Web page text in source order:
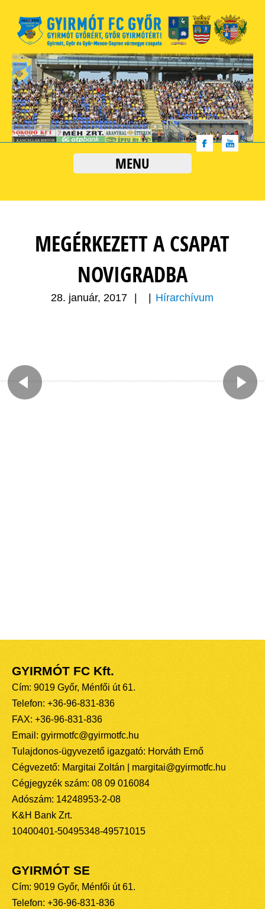
MENU
MEGÉRKEZETT A CSAPAT
NOVIGRADBA
28. január, 2017 Hírarchívum
GYIRMÓT FC Kft.
Cím: 9019 Győr, Ménfői út 61.
Telefon: +36-96-831-836
FAX: +36-96-831-836
Email: gyirmotfc@gyirmotfc.hu
Tulajdonos-ügyvezető igazgató: Horváth Ernő
Cégvezető: Margitai Zoltán | margitai@gyirmotfc.hu
Cégjegyzék szám: 08 09 016084
Adószám: 14248953-2-08
K&H Bank Zrt.
10400401-50495348-49571015
GYIRMÓT SE
Cím: 9019 Győr, Ménfői út 61.
Telefon: +36-96-831-836